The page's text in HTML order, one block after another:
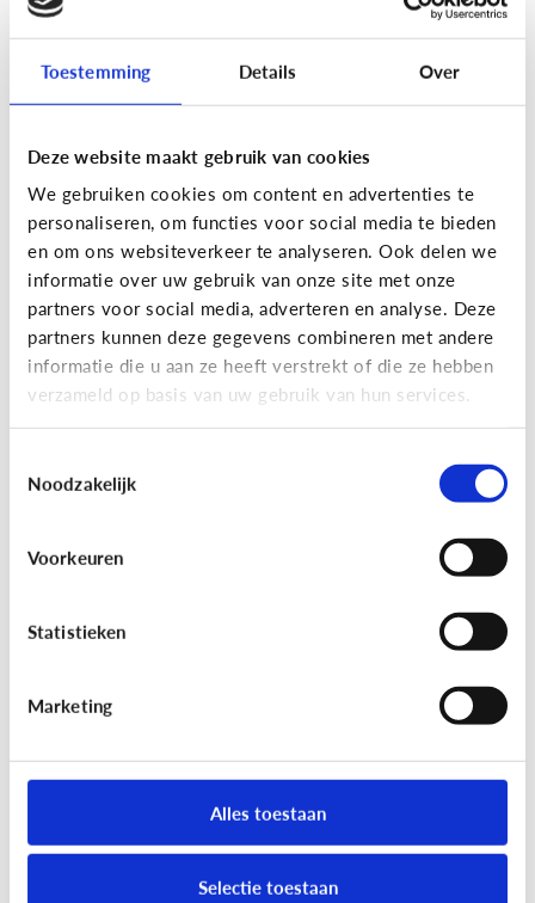
Toestemming Details Over
Deze website maakt gebruik van cookies
We gebruiken cookies om content en advertenties te
personaliseren, om functies voor social media te bieden
en om ons websiteverkeer te analyseren. Ook delen we
informatie over uw gebruik van onze site met onze
partners voor social media, adverteren en analyse. Deze
partners kunnen deze gegevens combineren met andere
informatie die u aan ze heeft verstrekt of die ze hebben
verzameld op basis van uw gebruik van hun services.
Noodzakelijk
Voorkeuren
Statistieken
Marketing
Alles toestaan
Selectie toestaan
Fun met media
Maak je eigen Snapchat of
Instagram filter!
Fun met media
Wandelen was nog nooit zo leuk!